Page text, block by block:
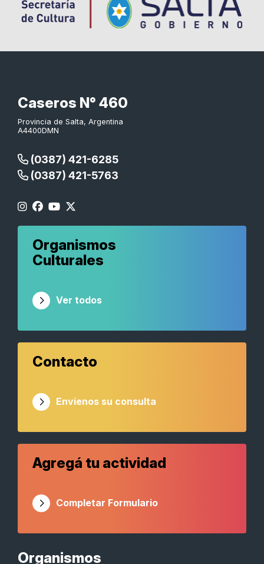
Caseros N° 460
Provincia de Salta, Argentina
A4400DMN
(0387) 421-6285
(0387) 421-5763
Organismos
Organismos
Culturales
Ver todos
Contacto
Envienos su consulta
Agregá tu actividad
Completar Formulario